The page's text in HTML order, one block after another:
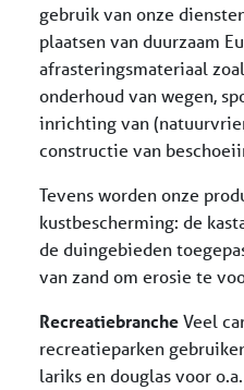
gebruik van onze
plaatsen van duurzaam
afrasteringsmateriaal
onderhoud van wegen,
inrichting van
constructie van
Tevens worden onze
kustbescherming: de
de duingebieden
van zand om erosie te
RecreatiebrancheVeel
recreatieparken
lariks en douglas voor